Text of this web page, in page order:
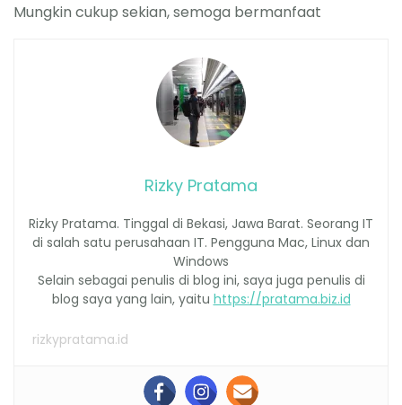
Mungkin cukup sekian, semoga bermanfaat
Rizky Pratama
Rizky Pratama. Tinggal di Bekasi, Jawa Barat. Seorang IT
di salah satu perusahaan IT. Pengguna Mac, Linux dan
Windows
Selain sebagai penulis di blog ini, saya juga penulis di
blog saya yang lain, yaitu https://pratama.biz.id
rizkypratama.id